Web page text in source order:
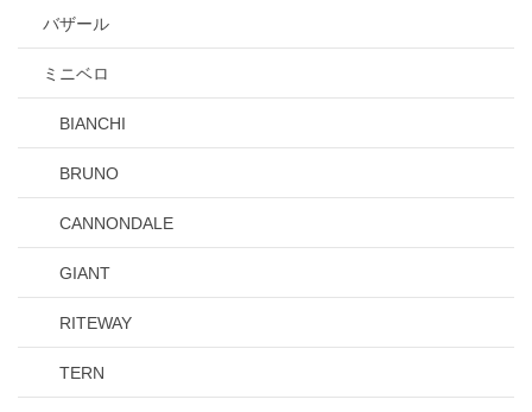
バザール
ミニベロ
BIANCHI
BRUNO
CANNONDALE
GIANT
RITEWAY
TERN